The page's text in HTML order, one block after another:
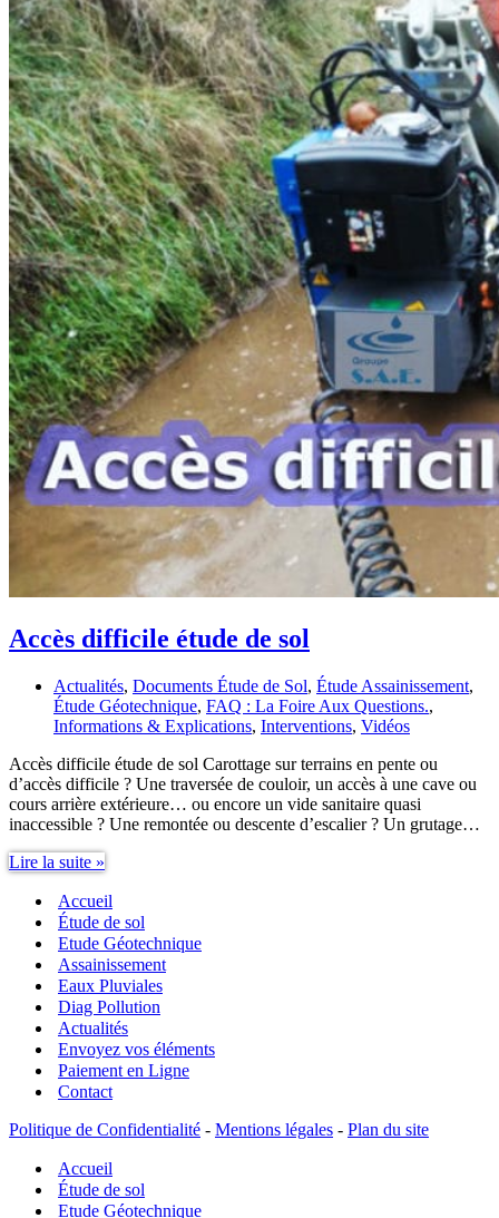
Accès difficile étude de sol
Actualités, Documents Étude de Sol, Étude Assainissement,
Étude Géotechnique, FAQ : La Foire Aux Questions.,
Informations & Explications, Interventions, Vidéos
Accès difficile étude de sol Carottage sur terrains en pente ou
d’accès difficile ? Une traversée de couloir, un accès à une cave ou
cours arrière extérieure… ou encore un vide sanitaire quasi
inaccessible ? Une remontée ou descente d’escalier ? Un grutage…
Lire la suite »
étude
de
sol
Accueil
Étude de sol
Etude Géotechnique
Assainissement
Eaux Pluviales
Diag Pollution
Actualités
Envoyez vos éléments
Paiement en Ligne
Contact
Politique de Confidentialité - Mentions légales - Plan du site
Accueil
Étude de sol
Etude Géotechnique